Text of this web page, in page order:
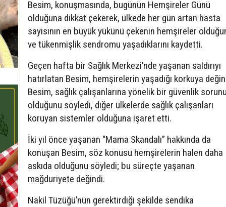
Besim, konuşmasında, bugünün Hemşireler Günü
olduğuna dikkat çekerek, ülkede her gün artan hasta
sayısının en büyük yükünü çekenin hemşireler
ve tükenmişlik sendromu yaşadıklarını kaydetti.
Geçen hafta bir Sağlık Merkezi’nde yaşanan saldırıyı
hatırlatan Besim, hemşirelerin yaşadığı korkuya
Besim, sağlık çalışanlarına yönelik bir güvenlik sorunu
olduğunu söyledi, diğer ülkelerde sağlık çalışanları
koruyan sistemler olduğuna işaret etti.
İki yıl önce yaşanan “Mama Skandalı” hakkında da
konuşan Besim, söz konusu hemşirelerin halen daha
askıda olduğunu söyledi; bu süreçte yaşanan
mağduriyete değindi.
Nakil Tüzüğü’nün gerektirdiği şekilde sendika